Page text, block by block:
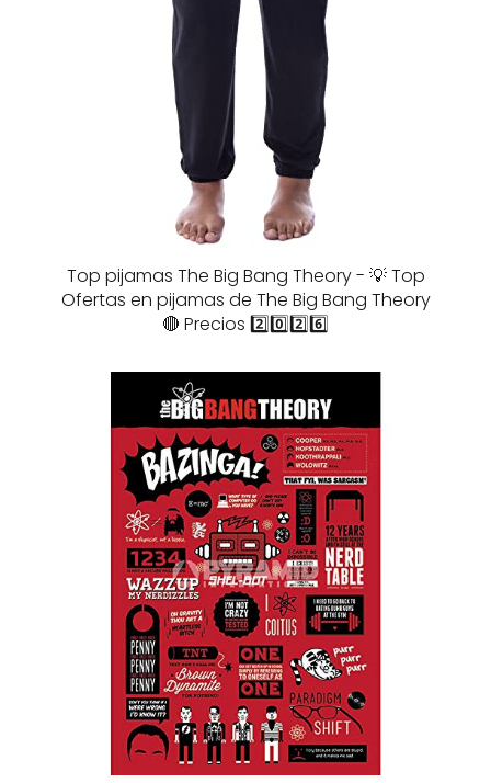
Top pijamas The Big Bang Theory - 💡 Top
Ofertas en pijamas de The Big Bang Theory
🔴 Precios 2️⃣0️⃣2️⃣6️⃣